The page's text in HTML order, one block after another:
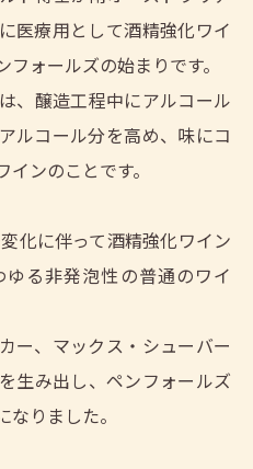
医療用として酒精強化ワイ
ォールズの始まりです。
、醸造工程中にアルコール
ルコール分を高め、味にコ
ンのことです。
化に伴って酒精強化ワイン
る非発泡性の普通のワイ
ー、マックス・シューバー
生み出し、ペンフォールズ
りました。